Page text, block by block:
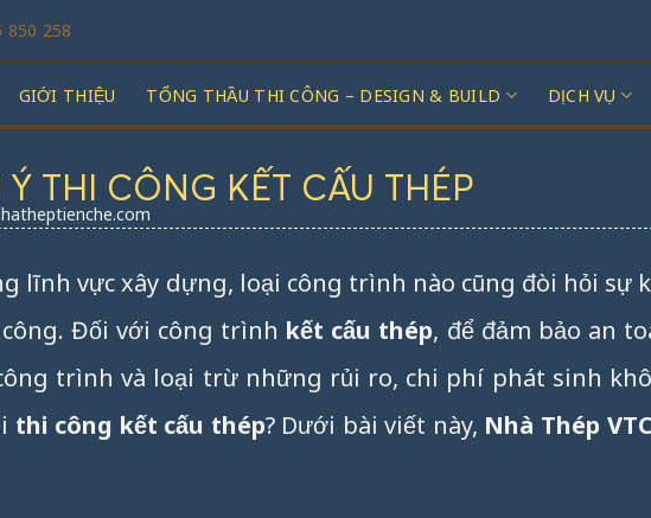
850 258
GIỚI THIỆU TỔNG THẦU THI CÔNG – DESIGN & BUILD DỊCH VỤ
THI CÔNG KẾT CẤU THÉP
lĩnh vực xây dựng, loại công trình nào cũng đòi hỏi sự
Đối với công trình kết cấu thép, để đảm bảo an
trình và loại trừ những rủi ro, chi phí phát sinh
thi công kết cấu thép? Dưới bài viết này, Nhà Thép